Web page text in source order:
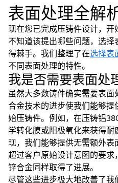
表面处理全解
现在您已完成压铸件设计，
不知道该提出哪些问题，选
得棘手。我们整理了在选择表
不同表面处理的特性。
我是否需要表面处
虽然大多数铸件确实需要表面
合金技术的进步使我们能够
始压铸件。例如，在压铸铝
学转化膜或阳极氧化来获得
现，我们能够提供无需额外
超过客户原始设计意图的要求
锌合金同样取得了进展。
尽管这些进步极大地改善了